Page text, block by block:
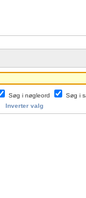
Søg i nøgleord
Søg i
Inverter valg